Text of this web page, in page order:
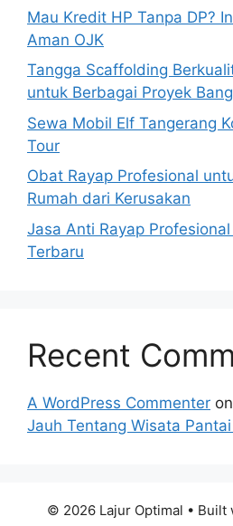
Mau Kredit HP Tanpa DP?
Aman OJK
Tangga Scaffolding
untuk Berbagai Proyek
Sewa Mobil Elf Tangerang
Tour
Obat Rayap Profesional
Rumah dari Kerusakan
Jasa Anti Rayap
Terbaru
Recent
A WordPress Commenter on
Jauh Tentang Wisata
© 2026 Lajur Optimal • Built